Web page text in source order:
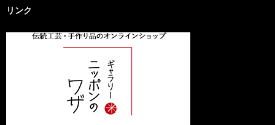
リンク